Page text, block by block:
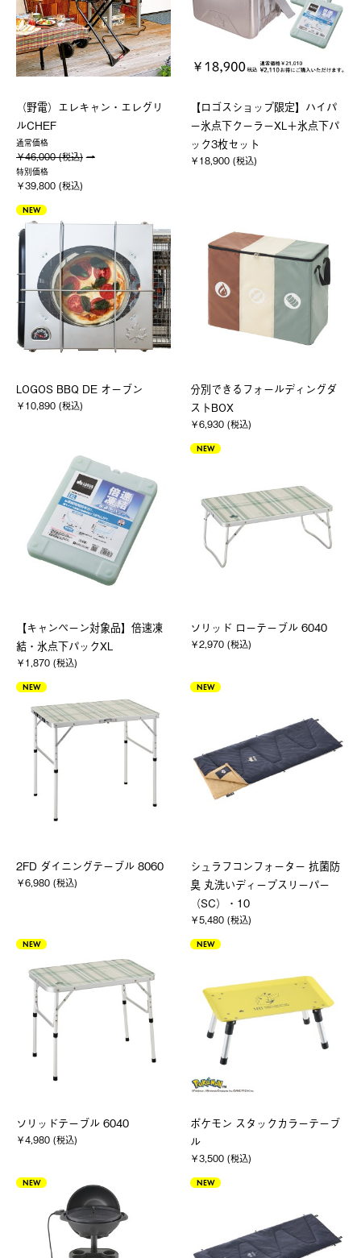
（野電）エレキャン・エレグリ
ルCHEF
通常価格
￥46,000 (税込)
特別価格
￥39,800 (税込)
【ロゴスショップ限定】ハイパ
ー氷点下クーラーXL＋氷点下パ
ック3枚セット
￥18,900 (税込)
NEW
LOGOS BBQ DE オーブン
￥10,890 (税込)
分別できるフォールディングダ
ストBOX
￥6,930 (税込)
【キャンペーン対象品】倍速凍
結・氷点下パックXL
￥1,870 (税込)
NEW
ソリッド ローテーブル 6040
￥2,970 (税込)
NEW
2FD ダイニングテーブル 8060
￥6,980 (税込)
NEW
シュラフコンフォーター 抗菌防
臭 丸洗いディープスリーパー
（SC）・10
￥5,480 (税込)
NEW
ソリッドテーブル 6040
￥4,980 (税込)
NEW
ポケモン スタックカラーテーブ
ル
￥3,500 (税込)
NEW NEW